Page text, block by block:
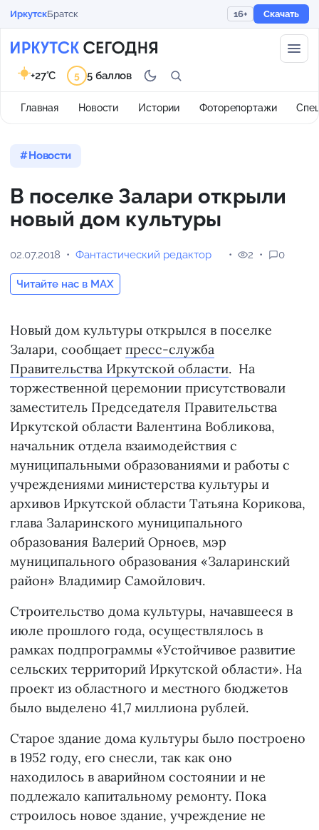
ИркутскБратск 16+ Скачать
Главная Новости Истории Фоторепортажи
+27°C 5 5 баллов
Новости
В поселке Залари открыли
новый дом культуры
02.07.2018 Фантастический редактор
Читайте нас в MAX
2 0
Новый дом культуры открылся в поселке
Залари, сообщает пресс-служба
Правительства Иркутской области. На
торжественной церемонии присутствовали
заместитель Председателя Правительства
Иркутской области Валентина Вобликова,
начальник отдела взаимодействия с
муниципальными образованиями и работы с
учреждениями министерства культуры и
архивов Иркутской области Татьяна Корикова,
глава Заларинского муниципального
образования Валерий Орноев, мэр
муниципального образования «Заларинский
район» Владимир Самойлович.
Строительство дома культуры, начавшееся в
июле прошлого года, осуществлялось в
рамках подпрограммы «Устойчивое развитие
сельских территорий Иркутской области». На
проект из областного и местного бюджетов
было выделено 41,7 миллиона рублей.
Старое здание дома культуры было построено
в 1952 году, его снесли, так как оно
находилось в аварийном состоянии и не
подлежало капитальному ремонту. Пока
строилось новое здание, учреждение не